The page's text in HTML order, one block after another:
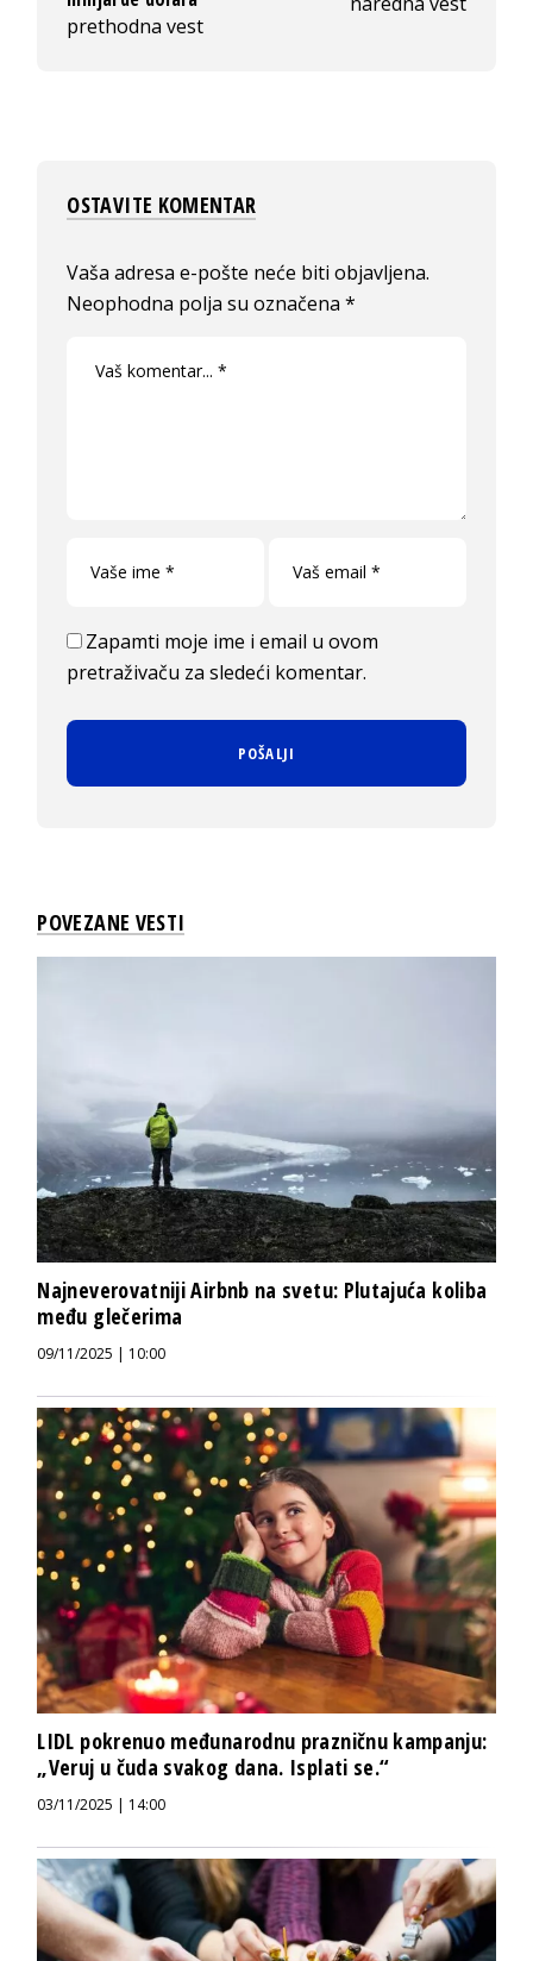
prethodna vest
OSTAVITE KOMENTAR
Vaša adresa e-pošte neće biti objavljena.
Neophodna polja su označena*
Zapamti moje ime i email u ovom
pretraživaču za sledeći komentar.
POVEZANE VESTI
Najneverovatniji Airbnb na svetu: Plutajuća koliba
među glečerima
09/11/2025 | 10:00
LIDL pokrenuo međunarodnu prazničnu kampanju:
„Veruj u čuda svakog dana. Isplati se.“
03/11/2025 | 14:00